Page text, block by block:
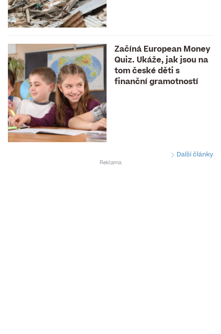
Začíná European Money
Quiz. Ukáže, jak jsou na
tom české děti s
finanční gramotností
Další články